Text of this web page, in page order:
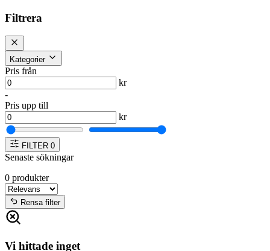
Filtrera
Kategorier
Pris från
kr
-
Pris upp till
kr
FILTER 0
Senaste sökningar
0 produkter
Rensa filter
Vi hittade inget